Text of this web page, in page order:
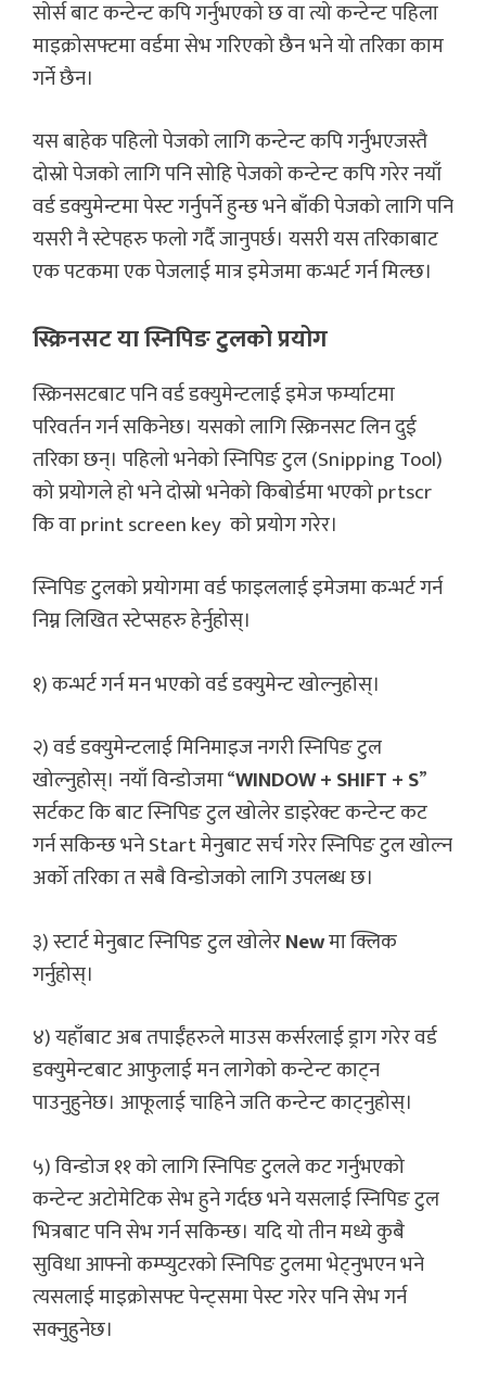
सोर्स बाट कन्टेन्ट कपि गर्नुभएको छ वा त्यो कन्टेन्ट पहिला
माइक्रोसफ्टमा वर्डमा सेभ गरिएको छैन भने यो तरिका काम
गर्ने छैन।
यस बाहेक पहिलो पेजको लागि कन्टेन्ट कपि गर्नुभएजस्तै
दोस्रो पेजको लागि पनि सोहि पेजको कन्टेन्ट कपि गरेर नयाँ
वर्ड डक्युमेन्टमा पेस्ट गर्नुपर्ने हुन्छ भने बाँकी पेजको लागि पनि
यसरी नै स्टेपहरु फलो गर्दै जानुपर्छ। यसरी यस तरिकाबाट
एक पटकमा एक पेजलाई मात्र इमेजमा कन्भर्ट गर्न मिल्छ।
स्क्रिनसट या स्निपिङ टुलको प्रयोग
स्क्रिनसटबाट पनि वर्ड डक्युमेन्टलाई इमेज फर्म्याटमा
परिवर्तन गर्न सकिनेछ। यसको लागि स्क्रिनसट लिन दुई
तरिका छन्। पहिलो भनेको स्निपिङ टुल (Snipping Tool)
को प्रयोगले हो भने दोस्रो भनेको किबोर्डमा भएको prtscr
कि वा print screen key को प्रयोग गरेर।
स्निपिङ टुलको प्रयोगमा वर्ड फाइललाई इमेजमा कन्भर्ट गर्न
निम्न लिखित स्टेप्सहरु हेर्नुहोस्।
१) कन्भर्ट गर्न मन भएको वर्ड डक्युमेन्ट खोल्नुहोस्।
२) वर्ड डक्युमेन्टलाई मिनिमाइज नगरी स्निपिङ टुल
खोल्नुहोस्। नयाँ विन्डोजमा “WINDOW + SHIFT + S”
सर्टकट कि बाट स्निपिङ टुल खोलेर डाइरेक्ट कन्टेन्ट कट
गर्न सकिन्छ भने Start मेनुबाट सर्च गरेर स्निपिङ टुल खोल्न
अर्को तरिका त सबै विन्डोजको लागि उपलब्ध छ।
३) स्टार्ट मेनुबाट स्निपिङ टुल खोलेरNewमा क्लिक
गर्नुहोस्।
४) यहाँबाट अब तपाईँहरुले माउस कर्सरलाई ड्राग गरेर वर्ड
डक्युमेन्टबाट आफुलाई मन लागेको कन्टेन्ट काट्न
पाउनुहुनेछ। आफूलाई चाहिने जति कन्टेन्ट काट्नुहोस्।
५) विन्डोज ११ को लागि स्निपिङ टुलले कट गर्नुभएको
कन्टेन्ट अटोमेटिक सेभ हुने गर्दछ भने यसलाई स्निपिङ टुल
भित्रबाट पनि सेभ गर्न सकिन्छ। यदि यो तीन मध्ये कुबै
सुविधा आफ्नो कम्प्युटरको स्निपिङ टुलमा भेट्नुभएन भने
त्यसलाई माइक्रोसफ्ट पेन्ट्समा पेस्ट गरेर पनि सेभ गर्न
सक्नुहुनेछ।